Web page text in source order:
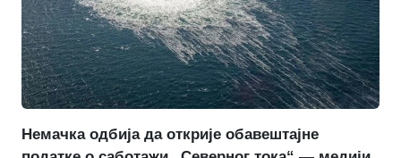
Немачка одбија да открије обавештајне